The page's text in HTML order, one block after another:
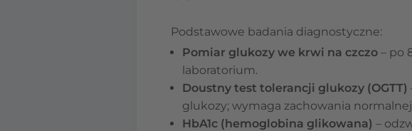
Podstawowe badania diagnostyczne:
Pomiar glukozy we krwi na czczo – po
laboratorium.
Doustny test tolerancji glukozy (OGTT)
glukozy; wymaga zachowania
HbA1c (hemoglobina glikowana) –